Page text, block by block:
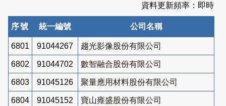
資料更新頻率：即時
序號 統一編號 公司名稱
6801 91044267 趨光影像股份有限公司
6802 91044702 數智融合股份有限公司
6803 91045126 聚量應用材料股份有限公司
6804 91045152 寶山雍盛股份有限公司